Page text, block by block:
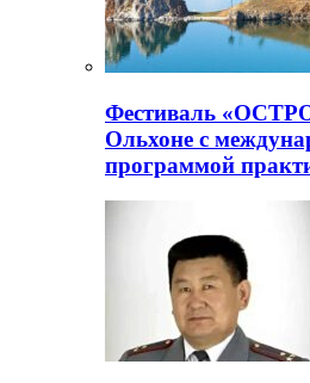
Фестиваль
Ольхоне с
программой